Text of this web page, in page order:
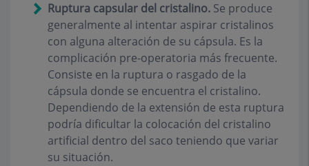
Ruptura capsular del cristalino. Se produce
generalmente al intentar aspirar cristalinos
con alguna alteración de su cápsula. Es la
complicación pre-operatoria más frecuente.
Consiste en la ruptura o rasgado de la
cápsula donde se encuentra el cristalino.
Dependiendo de la extensión de esta ruptura
podría dificultar la colocación del cristalino
artificial dentro del saco teniendo que variar
su situación.